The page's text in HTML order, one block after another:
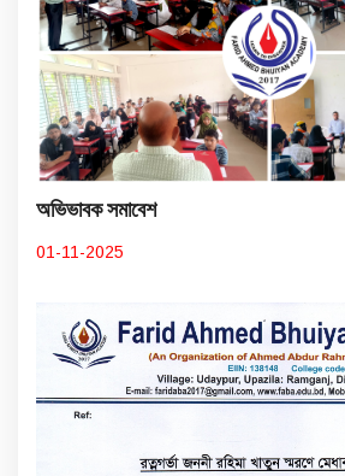
অভিভাবক সমাবেশ
01-11-2025